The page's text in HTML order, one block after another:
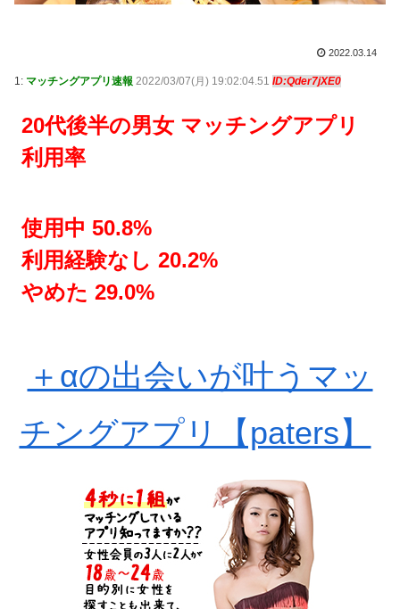
2022.03.14
1: マッチングアプリ速報 2022/03/07(月) 19:02:04.51 ID:Qder7jXE0
20代後半の男女 マッチングアプリ
利用率
使用中 50.8%
利用経験なし 20.2%
やめた 29.0%
＋αの出会いが叶うマッ
チングアプリ【paters】